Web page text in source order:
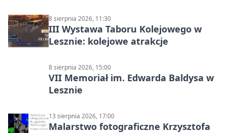
8 sierpnia 2026, 11:30
III Wystawa Taboru Kolejowego w
Lesznie: kolejowe atrakcje
8 sierpnia 2026, 15:00
VII Memoriał im. Edwarda Baldysa w
Lesznie
13 sierpnia 2026, 17:00
Malarstwo fotograficzne Krzysztofa